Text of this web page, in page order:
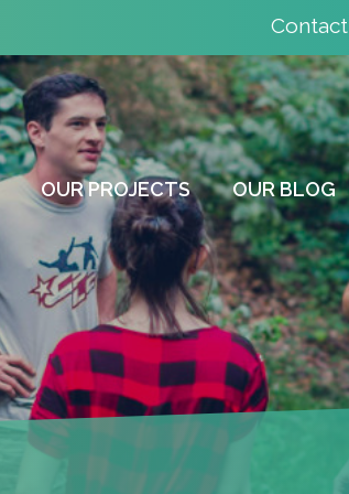
Contact
OUR PROJECTS OUR BLOG